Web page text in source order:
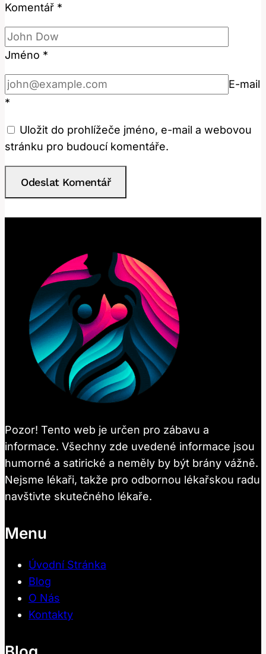
Komentář *
Jméno *
E-mail
*
Uložit do prohlížeče jméno, e-mail a webovou
stránku pro budoucí komentáře.
Pozor! Tento web je určen pro zábavu a
informace. Všechny zde uvedené informace jsou
humorné a satirické a neměly by být brány vážně.
Nejsme lékaři, takže pro odbornou lékařskou radu
navštivte skutečného lékaře.
Menu
Úvodní Stránka
Blog
O Nás
Kontakty